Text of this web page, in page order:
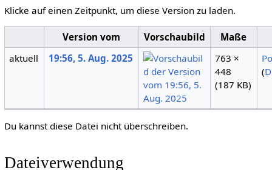
Klicke auf einen Zeitpunkt, um diese Version zu laden.
Version vom Vorschaubild
Maße
aktuell
19:56, 5. Aug. 2025
763 ×
448
(187 KB)
(
Du kannst diese Datei nicht überschreiben.
Dateiverwendung